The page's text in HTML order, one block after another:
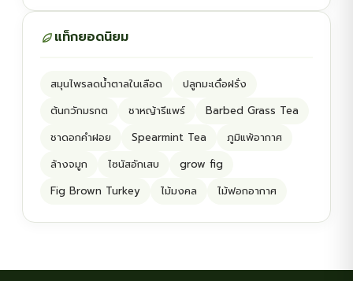
แท็กยอดนิยม
สมุนไพรลดน้ำตาลในเลือด
ปลูกมะเดื่อฝรั่ง
ต้นกวักมรกต
ชาหญ้ารีแพร์
Barbed Grass Tea
ชาดอกคำฝอย
Spearmint Tea
ภูมิแพ้อากาศ
ล้างจมูก
ไซนัสอักเสบ
grow fig
Fig Brown Turkey
ไม้มงคล ไม้ฟอกอากาศ